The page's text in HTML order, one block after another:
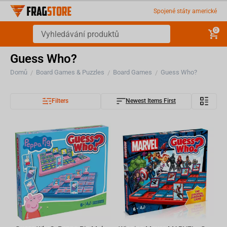
Spojené státy americké
0
Guess Who?
Domů / Board Games & Puzzles / Board Games / Guess Who?
Filters Newest Items First